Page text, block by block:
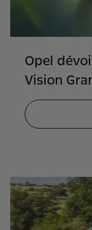
Opel
Vision